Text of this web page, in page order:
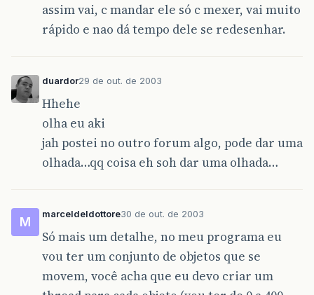
assim vai, c mandar ele só c mexer, vai muito
rápido e nao dá tempo dele se redesenhar.
duardor29 de out. de 2003
Hhehe
olha eu aki
jah postei no outro forum algo, pode dar uma
olhada…qq coisa eh soh dar uma olhada…
M
marceldeldottore30 de out. de 2003
Só mais um detalhe, no meu programa eu
vou ter um conjunto de objetos que se
movem, você acha que eu devo criar um